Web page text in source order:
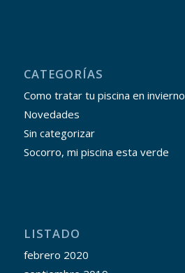
CATEGORÍAS
Como tratar tu piscina en invierno
Novedades
Sin categorizar
Socorro, mi piscina esta verde
LISTADO
febrero 2020